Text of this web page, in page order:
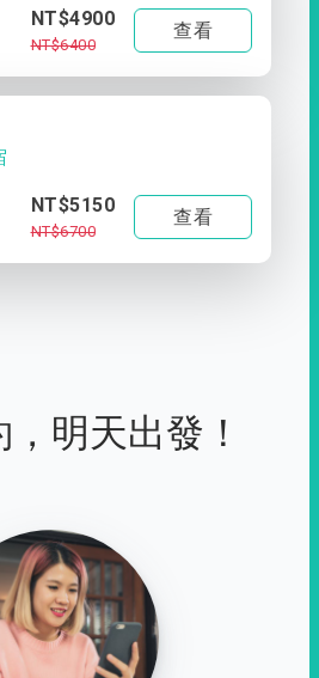
NT$4900
NT$6400
查看
NT$5150
NT$6700
查看
明天出發！